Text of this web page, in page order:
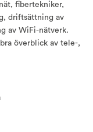
fibertekniker,
driftsättning av
av WiFi-nätverk.
överblick av tele-,